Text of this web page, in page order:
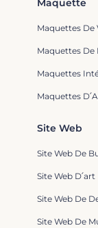
Maquette
Maquettes De
Maquettes De
Maquettes
Maquettes
Site Web
Site Web De
Site Web D՛art
Site Web De
Site Web De